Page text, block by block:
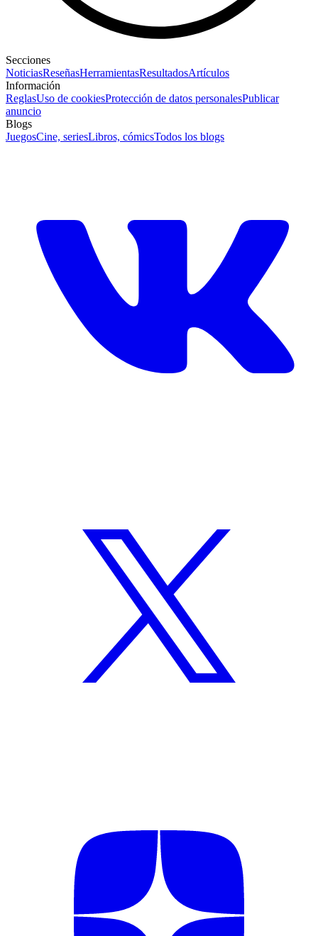
Secciones
NoticiasReseñasHerramientasResultadosArtículos
Información
ReglasUso de cookiesProtección de datos personalesPublicar
anuncio
Blogs
JuegosCine, seriesLibros, cómicsTodos los blogs